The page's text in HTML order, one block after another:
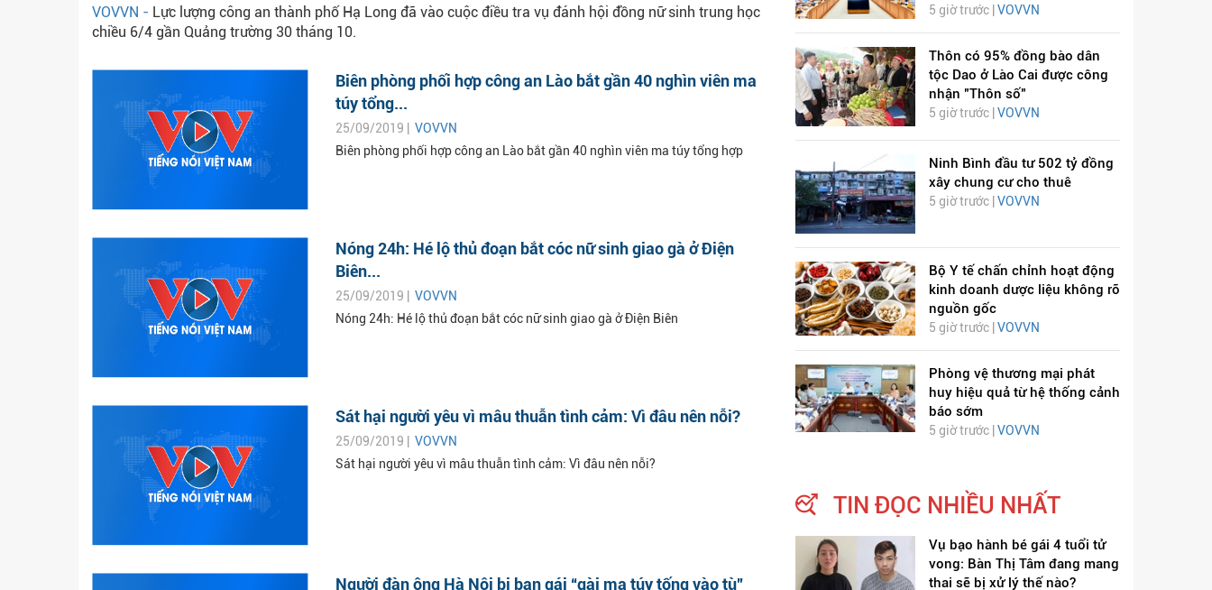
VOVVN - Lực lượng công an thành phố Hạ Long đã vào cuộc điều tra vụ đánh hội đồng nữ sinh trung học
chiều 6/4 gần Quảng trường 30 tháng 10.
Biên phòng phối hợp công an Lào bắt gần 40 nghìn viên ma
túy tổng...
25/09/2019 | VOVVN
Biên phòng phối hợp công an Lào bắt gần 40 nghìn viên ma túy tổng hợp
Nóng 24h: Hé lộ thủ đoạn bắt cóc nữ sinh giao gà ở Điện
Biên...
25/09/2019 | VOVVN
Nóng 24h: Hé lộ thủ đoạn bắt cóc nữ sinh giao gà ở Điện Biên
Sát hại người yêu vì mâu thuẫn tình cảm: Vì đâu nên nỗi?
25/09/2019 | VOVVN
Sát hại người yêu vì mâu thuẫn tình cảm: Vì đâu nên nỗi?
Người đàn ông Hà Nội bị bạn gái “gài ma túy tống vào tù”
5 giờ trước | VOVVN
Thôn có 95% đồng bào dân
tộc Dao ở Lào Cai được công
nhận "Thôn số"
5 giờ trước | VOVVN
Ninh Bình đầu tư 502 tỷ đồng
xây chung cư cho thuê
5 giờ trước | VOVVN
Bộ Y tế chấn chỉnh hoạt động
kinh doanh dược liệu không rõ
nguồn gốc
5 giờ trước | VOVVN
Phòng vệ thương mại phát
huy hiệu quả từ hệ thống cảnh
báo sớm
5 giờ trước | VOVVN
TIN ĐỌC NHIỀU NHẤT
Vụ bạo hành bé gái 4 tuổi tử
vong: Bàn Thị Tâm đang mang
thai sẽ bị xử lý thế nào?